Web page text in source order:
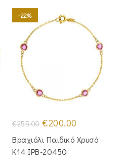
-22%
€255.00 Original
price
was:
€255.00.
€200.00
τιμή
είναι:
Βραχιόλι Παιδικό Χρυσό
Κ14 IPB-20450